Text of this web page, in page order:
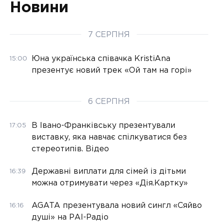
Новини
7 СЕРПНЯ
15:00
Юна українська співачка KristiAna
презентує новий трек «Ой там на горі»
6 СЕРПНЯ
17:05
В Івано-Франківську презентували
виставку, яка навчає спілкуватися без
стереотипів. Відео
16:39
Державні виплати для сімей із дітьми
можна отримувати через «Дія.Картку»
16:16
AGATA презентувала новий сингл «Сяйво
душі» на РАІ-Радіо